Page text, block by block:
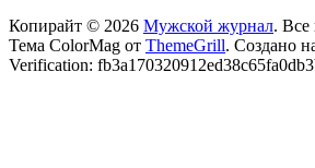
Копирайт © 2026 Мужской журнал. Все
Тема ColorMag от ThemeGrill. Создано
Verification: